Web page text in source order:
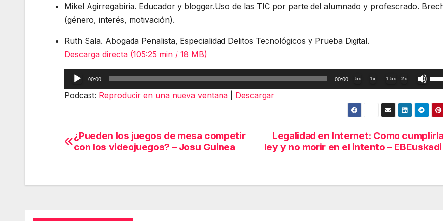
Mikel Agirregabiria. Educador y blogger.Uso de las TIC por parte del alumnado y profesorado.
(género, interés, motivación).
Ruth Sala. Abogada Penalista, Especialidad Delitos Tecnológicos y Prueba Digital.
Descarga directa (105:25 min / 18 MB)
Reproductor
de
00:00 00:00 .5x 1x 1.5x 2x
las
de
Podcast: Reproducir en una nueva ventana Descargar
Navegación
entradas
Legalidad en Internet: Como
ley y no morir en el intento – EBEuskadi
¿Pueden los juegos de mesa competir
con los videojuegos? – Josu Guinea